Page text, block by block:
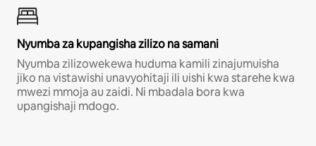
Nyumba za kupangisha zilizo na samani
Nyumba zilizowekewa huduma kamili zinajumuisha
jiko na vistawishi unavyohitaji ili uishi kwa starehe kwa
mwezi mmoja au zaidi. Ni mbadala bora kwa
upangishaji mdogo.